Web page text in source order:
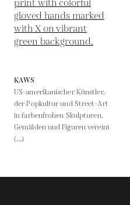
KAWS
US-amerikanischer Künstler,
der Popkultur und Street-Art
in farbenfrohen Skulpturen,
Gemälden und Figuren vereint
(...)